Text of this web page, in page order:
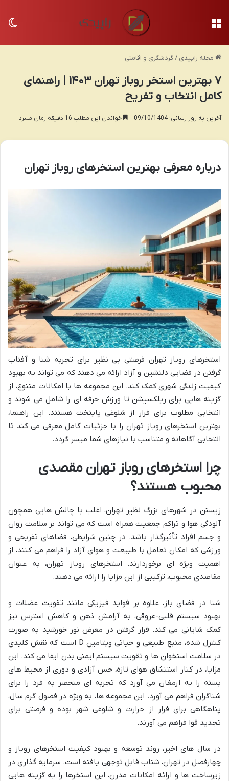
مجله راپیدی /گردشگری و اقامتی
۷ بهترین استخر روباز تهران ۱۴۰۳ | راهنمای
کامل انتخاب و تفریح
آخرین به روز رسانی: 09/10/1404 خواندن این مطلب 16 دقیقه زمان میبرد
درباره معرفی بهترین استخرهای روباز تهران
استخرهای روباز تهران فرصتی بی نظیر برای تجربه شنا و آفتاب
گرفتن در فضایی دلنشین و آزاد ارائه می دهند که می تواند به بهبود
کیفیت زندگی شهری کمک کند. این مجموعه ها با امکانات متنوع، از
گزینه هایی برای ریلکسیشن تا ورزش حرفه ای را شامل می شوند و
انتخابی مطلوب برای فرار از شلوغی پایتخت هستند. این راهنما،
بهترین استخرهای روباز تهران را با جزئیات کامل معرفی می کند تا
انتخابی آگاهانه و متناسب با نیازهای شما میسر گردد.
چرا استخرهای روباز تهران مقصدی
محبوب هستند؟
زیستن در شهرهای بزرگ نظیر تهران، اغلب با چالش هایی همچون
آلودگی هوا و تراکم جمعیت همراه است که می تواند بر سلامت روان
و جسم افراد تأثیرگذار باشد. در چنین شرایطی، فضاهای تفریحی و
ورزشی که امکان تعامل با طبیعت و هوای آزاد را فراهم می کنند، از
اهمیت ویژه ای برخوردارند. استخرهای روباز تهران، به عنوان
مقاصدی محبوب، ترکیبی از این مزایا را ارائه می دهند.
شنا در فضای باز، علاوه بر فواید فیزیکی مانند تقویت عضلات و
بهبود سیستم قلبی-عروقی، به آرامش ذهن و کاهش استرس نیز
کمک شایانی می کند. قرار گرفتن در معرض نور خورشید به صورت
کنترل شده، منبع طبیعی و حیاتی ویتامین D است که نقش کلیدی
در سلامت استخوان ها و تقویت سیستم ایمنی بدن ایفا می کند. این
مزایا، در کنار استنشاق هوای تازه، حس آزادی و دوری از محیط های
بسته را به ارمغان می آورد که تجربه ای منحصر به فرد را برای
شناگران فراهم می آورد. این مجموعه ها، به ویژه در فصول گرم سال،
پناهگاهی برای فرار از حرارت و شلوغی شهر بوده و فرصتی برای
تجدید قوا فراهم می آورند.
در سال های اخیر، روند توسعه و بهبود کیفیت استخرهای روباز و
چهارفصل در تهران، شتاب قابل توجهی یافته است. سرمایه گذاری در
زیرساخت ها و ارائه امکانات مدرن، این استخرها را به گزینه هایی